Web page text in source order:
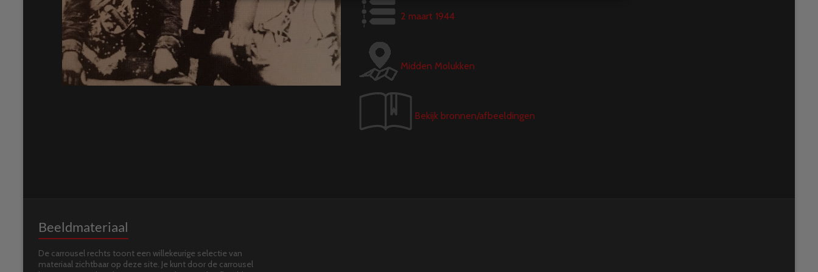
2 maart 1944
Midden Molukken
Bekijk bronnen/afbeeldingen
Beeldmateriaal
De carrousel rechts toont een willekeurige selectie van
materiaal zichtbaar op deze site. Je kunt door de carrousel